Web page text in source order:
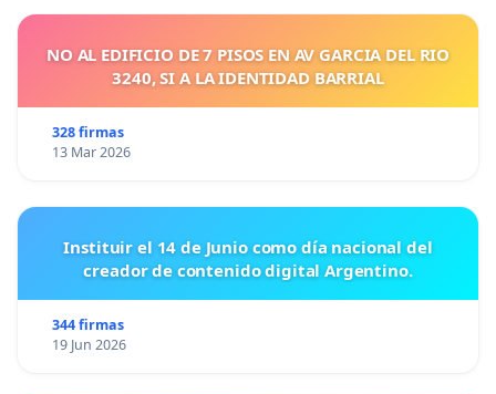
NO AL EDIFICIO DE 7 PISOS EN AV GARCIA DEL RIO
3240, SI A LA IDENTIDAD BARRIAL
328 firmas
13 Mar 2026
Instituir el 14 de Junio como día nacional del
creador de contenido digital Argentino.
344 firmas
19 Jun 2026